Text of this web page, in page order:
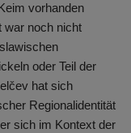
vorhanden
war noch nicht
oder Teil der
hat sich
Regionalidentität
sich im Kontext der